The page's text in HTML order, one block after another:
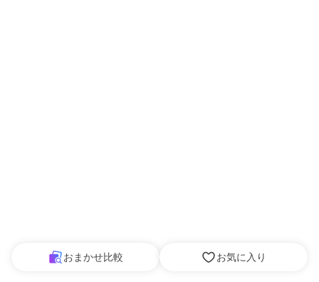
おまかせ比較 お気に入り